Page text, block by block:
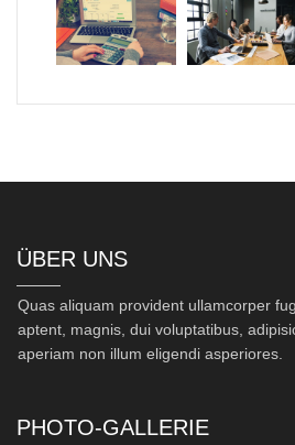
ÜBER UNS
Quas aliquam provident ullamcorper
aptent, magnis, dui voluptatibus,
aperiam non illum eligendi asperiores.
PHOTO-GALLERIE